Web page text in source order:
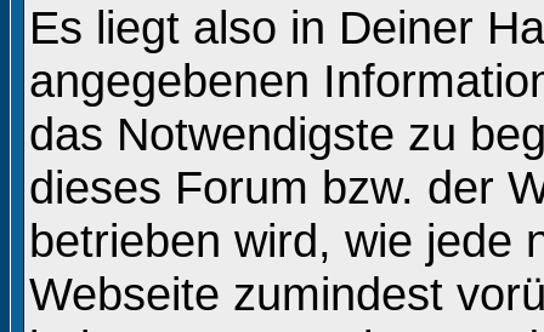
Es liegt also in Deiner
angegebenen
das Notwendigste zu
dieses Forum bzw. der
betrieben wird, wie jede
Webseite zumindest